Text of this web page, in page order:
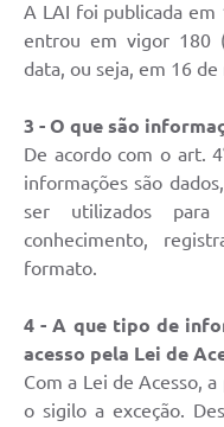
A LAI foi publicada em
entrou em vigor 180
data, ou seja, em 16
3 - O que são
De acordo com o art.
informações são
ser utilizados para
conhecimento,
formato.
4 - A que tipo de
acesso pela Lei de
Com a Lei de Acesso,
o sigilo a exceção.